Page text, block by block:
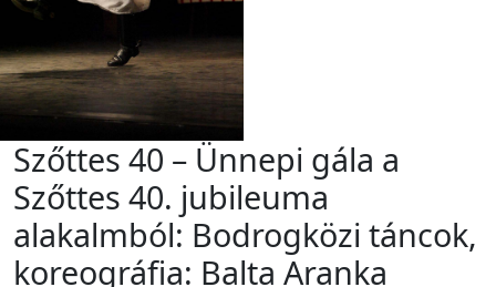
Szőttes 40 – Ünnepi gála a
Szőttes 40. jubileuma
alakalmból: Bodrogközi táncok,
koreográfia: Balta Aranka